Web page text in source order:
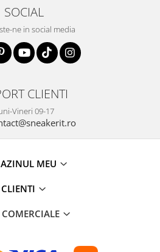
SOCIAL
ne in social media
CLIENTI
Vineri 09-17
MEU
CLIENTI
COMERCIALE